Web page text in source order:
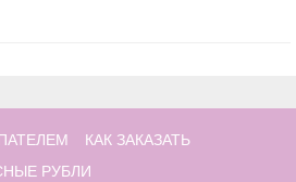
КАК ЗАКАЗАТЬ
РУБЛИ